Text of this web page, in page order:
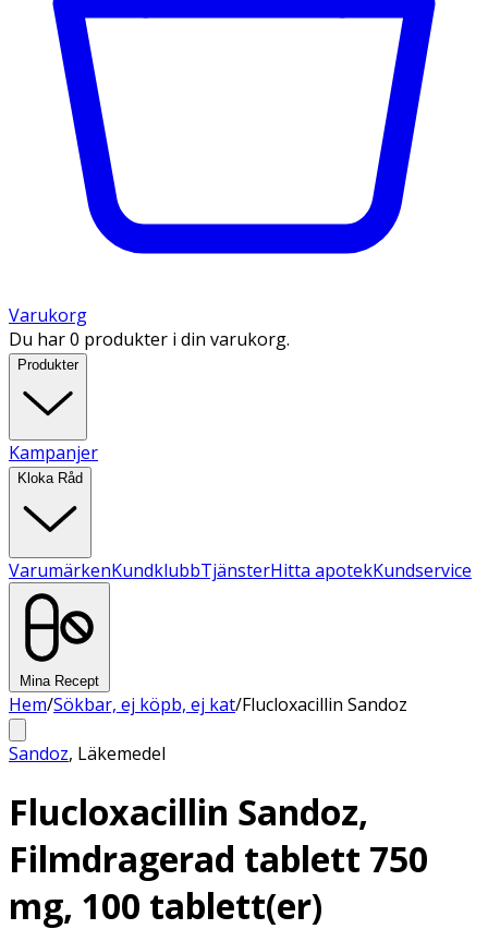
Varukorg
Du har 0 produkter i din varukorg.
Produkter
Kampanjer
Kloka Råd
VarumärkenKundklubbTjänsterHitta apotekKundservice
Mina Recept
Hem/Sökbar, ej köpb, ej kat/Flucloxacillin Sandoz
Sandoz, Läkemedel
Flucloxacillin Sandoz,
Filmdragerad tablett 750
mg, 100 tablett(er)